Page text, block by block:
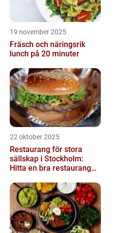
19 november 2025
Fräsch och näringsrik
lunch på 20 minuter
22 oktober 2025
Restaurang för stora
sällskap i Stockholm:
Hitta en bra restaurang